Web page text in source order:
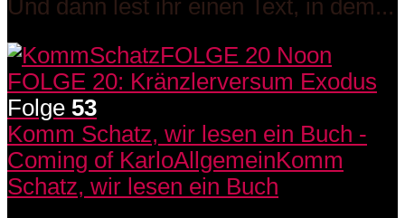
Und dann lest ihr einen Text, in dem...
Folge 53
Komm Schatz, wir lesen ein Buch -
Coming of KarloAllgemeinKomm
Schatz, wir lesen ein Buch